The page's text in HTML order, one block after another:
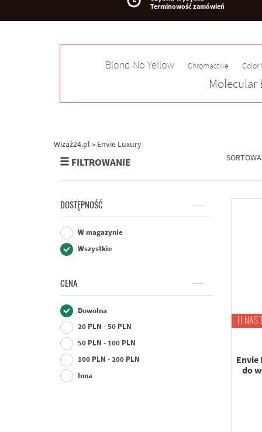
Terminowość zamówień
Blond No Yellow Chromactive Color
Molecular
Wizaż24.pl » Envie Luxury
FILTROWANIE
DOSTĘPNOŚĆ
W magazynie
Wszystkie
CENA
Dowolna
20 PLN - 50 PLN
50 PLN - 100 PLN
100 PLN - 200 PLN
Inna
U NAS
Envie
do